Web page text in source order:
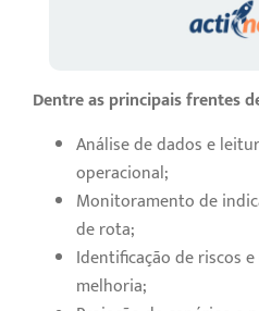
Dentre as principais frentes
Análise de dados e
operacional;
Monitoramento de
de rota;
Identificação de riscos
melhoria;